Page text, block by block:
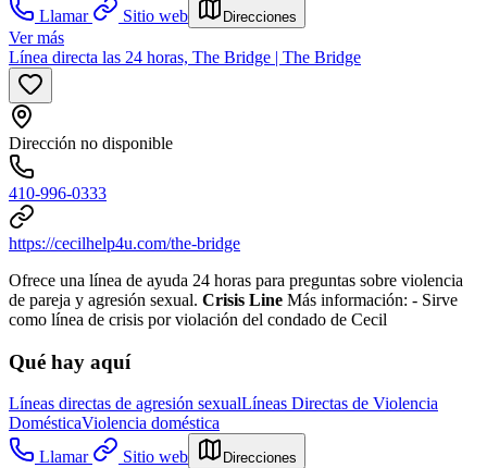
Llamar
Sitio web Direcciones
Ver más
Línea directa las 24 horas, The Bridge | The Bridge
Dirección no disponible
410-996-0333
https://cecilhelp4u.com/the-bridge
Ofrece una línea de ayuda 24 horas para preguntas sobre violencia
de pareja y agresión sexual. Crisis Line Más información: - Sirve
como línea de crisis por violación del condado de Cecil
Qué hay aquí
Líneas directas de agresión sexualLíneas Directas de Violencia
DomésticaViolencia doméstica
Llamar
Sitio web Direcciones